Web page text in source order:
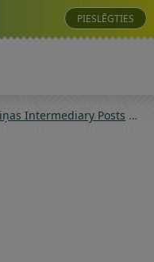
PIESLĒGTIES
Intermediary Posts